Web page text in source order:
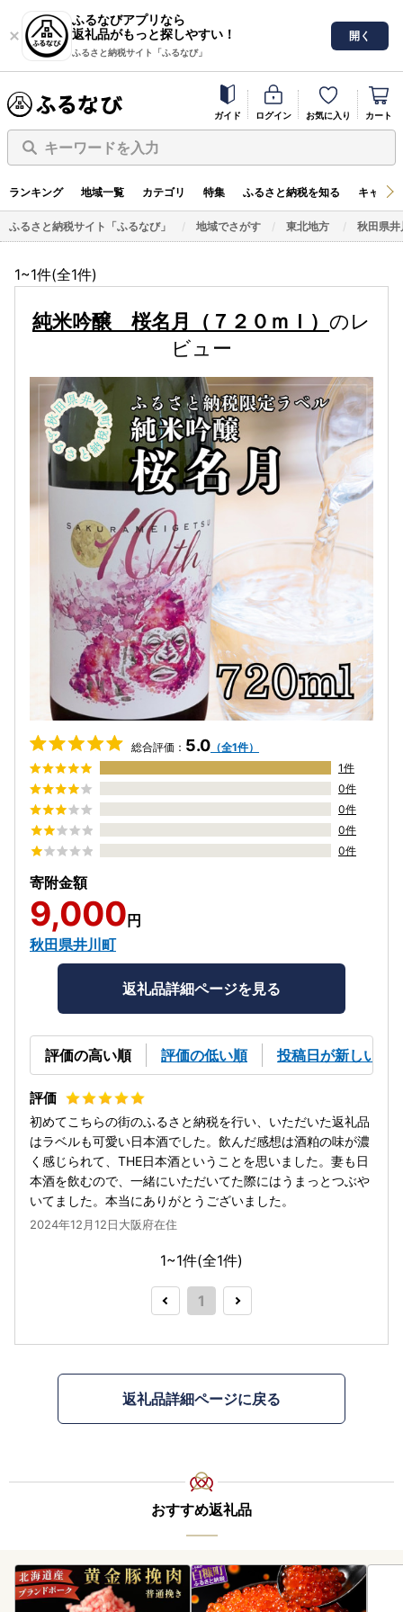
ふるなびアプリなら
返礼品がもっと探しやすい！
ふるさと納税サイト「ふるなび」
開く
ガイド ログイン お気に入り カート
キーワードを入力
ランキング 地域一覧 カテゴリ 特集 ふるさと納税を知る キャン
ふるさと納税サイト「ふるなび」 地域でさがす 東北地方 秋田県井
1~1件(全1件)
純米吟醸 桜名月（７２０ｍｌ） のレ
ビュー
総合評価： 5.0 （全1件）
1件
0件
0件
0件
0件
寄附金額
9,000 円
秋田県井川町
返礼品詳細ページを見る
評価の高い順 評価の低い順 投稿日が新しい順
初めてこちらの街のふるさと納税を行い、いただいた返礼品
はラベルも可愛い日本酒でした。飲んだ感想は酒粕の味が濃
く感じられて、THE日本酒ということを思いました。妻も日
本酒を飲むので、一緒にいただいてた際にはうまっとつぶや
いてました。本当にありがとうございました。
2024年12月12日大阪府在住
1~1件(全1件)
1
返礼品詳細ページに戻る
おすすめ返礼品